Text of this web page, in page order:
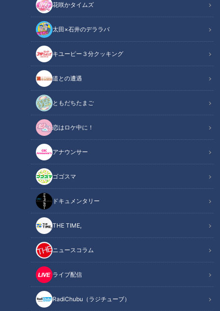
花咲かタイムズ
太田×石井のデララバ
キユーピー３分クッキング
道との遭遇
ともだちたまご
恋はロケ中に！
アナウンサー
ゴゴスマ
ドキュメンタリー
THE TIME,
ニュースコラム
ライブ配信
RadiChubu（ラジチューブ）
CBCテレビ：画像『デララバ』
太田×石井のデララバ
大竹敏之のシン・名古屋めし
何十年とつくっているお店も知らないその由来
全国各地で見られる黄色いおこわ
食べて守りたい「絶滅危惧名古屋めし」
オススメ関連コンテンツ
何十年とつくっているお店も知らないその由来
「そろそろ黄飯（きいはん）をつくる（買う）頃だね」
こどもの日が間近に迫ったこの時期、こんな言葉が交わされる
のは、生粋の名古屋（尾張）人の家庭。端午の節句に、子ども
の健康を願って黄色いおこわを食べる習慣がこの地域にはある
のです。